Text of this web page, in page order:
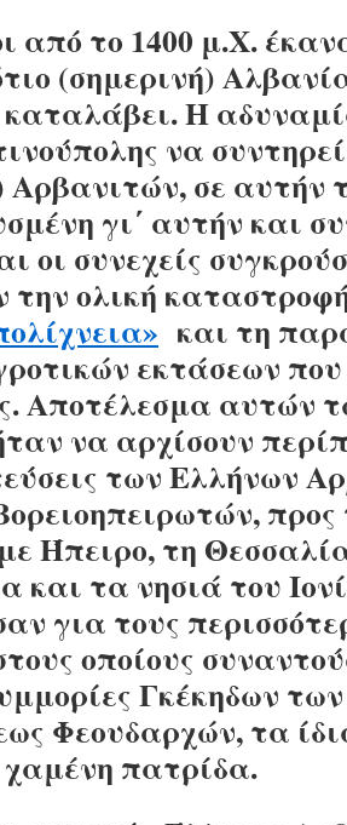
από το 1400 μ.Χ.
(σημερινή)
καταλάβει. Η
να
σε αυτήν
γι΄ αυτήν και
οι συνεχείς
την ολική
και τη
εκτάσεων που
Αποτέλεσμα αυτών
να αρχίσουν
των Ελλήνων
προς
Ήπειρο, τη
και τα νησιά του
για τους
οποίους
Γκέκηδων
Φεουδαρχών, τα
χαμένη πατρίδα.